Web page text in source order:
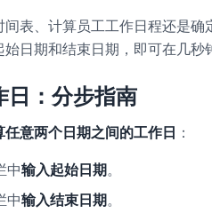
表、计算员工工作日程还是确
日期和结束日期，即可在几秒
日：分步指南
任意两个日期之间的工作日 ：
中输入起始日期。
中输入结束日期。